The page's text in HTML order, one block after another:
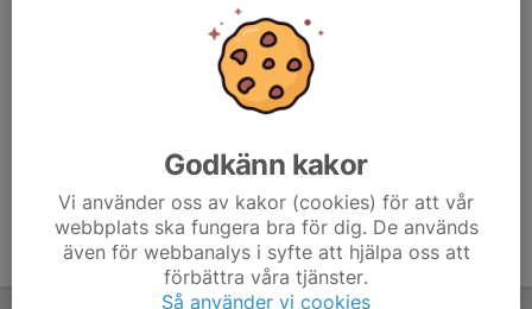
Godkänn kakor
Vi använder oss av kakor (cookies) för att vår
webbplats ska fungera bra för dig. De används
även för webbanalys i syfte att hjälpa oss att
förbättra våra tjänster.
Så använder vi cookies